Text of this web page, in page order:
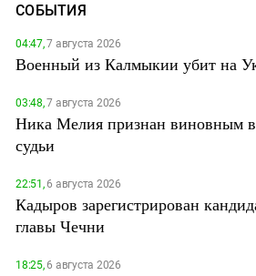
СОБЫТИЯ
04:47,7 августа 2026
Военный из Калмыкии убит на
03:48,7 августа 2026
Ника Мелия признан виновным в
судьи
22:51,6 августа 2026
Кадыров зарегистрирован
главы Чечни
18:25,6 августа 2026